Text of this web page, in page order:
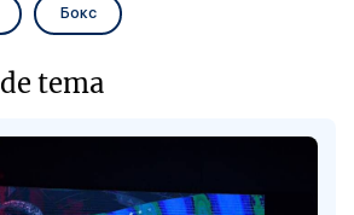
Бокс
tema